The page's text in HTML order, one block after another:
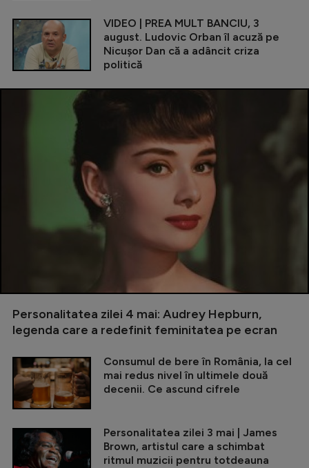
VIDEO | PREA MULT BANCIU, 3
august. Ludovic Orban îl acuză pe
Nicușor Dan că a adâncit criza
politică
Personalitatea zilei 4 mai: Audrey Hepburn,
legenda care a redefinit feminitatea pe ecran
Consumul de bere în România, la cel
mai redus nivel în ultimele două
decenii. Ce ascund cifrele
Personalitatea zilei 3 mai | James
Brown, artistul care a schimbat
ritmul muzicii pentru totdeauna